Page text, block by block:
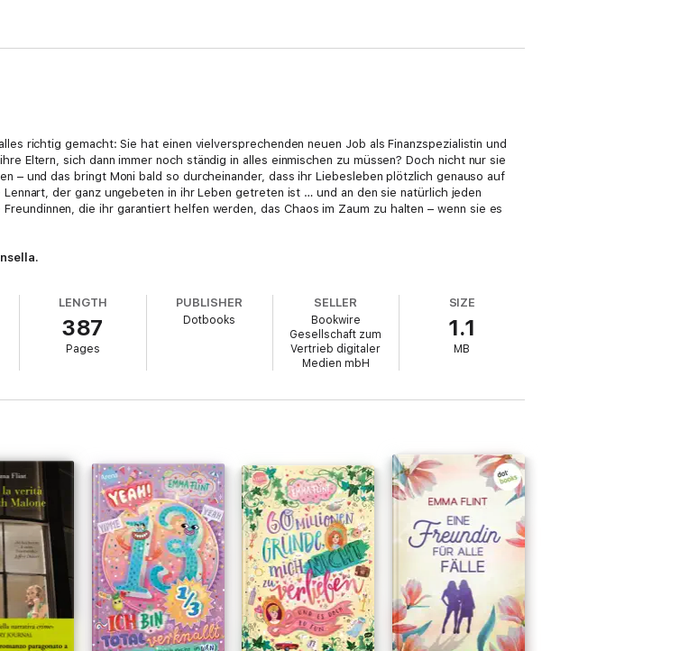
richtig gemacht: Sie hat einen vielversprechenden neuen Job als Finanzspezialistin und
Eltern, sich dann immer noch ständig in alles einmischen zu müssen? Doch nicht nur sie
– und das bringt Moni bald so durcheinander, dass ihr Liebesleben plötzlich genauso auf
der ganz ungebeten in ihr Leben getreten ist … und an den sie natürlich jeden
die ihr garantiert helfen werden, das Chaos im Zaum zu halten – wenn sie es
LENGTH
387
Pages
PUBLISHER
Dotbooks
SELLER
Bookwire
Gesellschaft zum
Vertrieb digitaler
Medien mbH
SIZE
1.1
MB